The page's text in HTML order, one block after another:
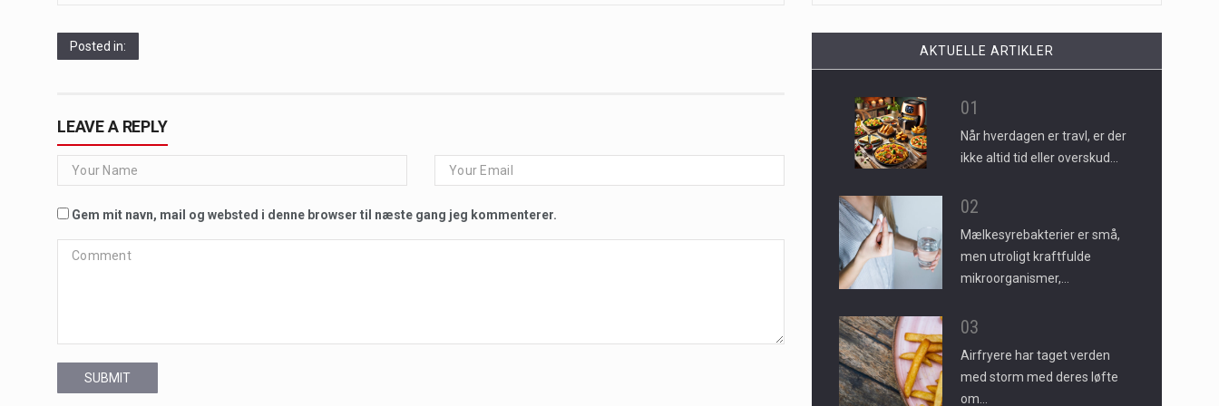
Posted in:
LEAVE A REPLY
Gem mit navn, mail og websted i denne browser til næste gang jeg kommenterer.
SUBMIT
AKTUELLE ARTIKLER
01
Når hverdagen er travl, er der
ikke altid tid eller overskud…
02
Mælkesyrebakterier er små,
men utroligt kraftfulde
mikroorganismer,…
03
Airfryere har taget verden
med storm med deres løfte
om…